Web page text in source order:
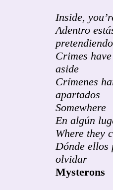
Inside,
Adentro
pretendiendo
Crimes
aside
Crímenes
apartados
Somewhere
En algún
Where they
Dónde ellos
olvidar
Mysterons